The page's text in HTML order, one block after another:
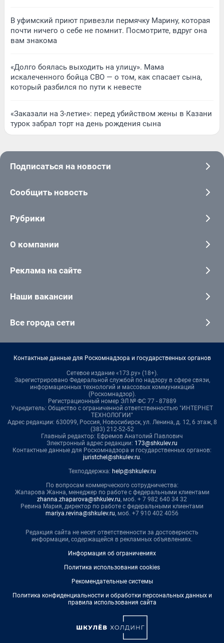
В уфимский приют привезли пермячку Марину, которая
почти ничего о себе не помнит. Посмотрите, вдруг она
вам знакома
«Долго боялась выходить на улицу». Мама
искалеченного бойца СВО — о том, как спасает сына,
который разбился по пути к невесте
«Заказали на 3-летие»: перед убийством жены в Казани
турок забрал торт на день рождения сына
Подписаться на новости
Сообщить новость
Рубрики
О компании
Реклама на сайте
Наши вакансии
Все города сети
Контактные данные для Роскомнадзора и государственных органов
Сетевое издание «173.ру» (18+).
Зарегистрировано Федеральной службой по надзору в сфере связи,
информационных технологий и массовых коммуникаций
(Роскомнадзор).
Регистрационный номер ЭЛ № ФС 77 - 87889
Учредитель: Общество с ограниченной ответственностью "ИНТЕРНЕТ
ТЕХНОЛОГИИ"
Адрес редакции: 630099, Россия, Новосибирск, ул. Ленина, д. 12, 6 этаж, 8
(383) 212-52-52
Главный редактор: Ефремов Анатолий Павлович
Электронный адрес редакции: 173@shkulev.ru
Контактные данные для Роскомнадзора и государственных органов:
juristchel@shkulev.ru.
Техподдержка: help@shkulev.ru
По вопросам коммерческого сотрудничества:
Жапарова Жанна, менеджер по работе с федеральными клиентами
zhanna.zhaparova@shkulev.ru, моб. + 7 982 640 34 32
Ревина Мария, директор по работе с федеральными клиентами
mariya.revina@shkulev.ru, моб. +7 910 402 4056
Редакция сайта не несет ответственности за достоверность
информации, содержащейся в рекламных объявлениях.
Информация об ограничениях
Политика использования cookies
Рекомендательные системы
Политика конфиденциальности и обработки персональных данных и
правила использования сайта